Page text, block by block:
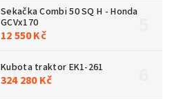
Sekačka Combi 50 SQ H - Honda
GCVx170
12 550 Kč
Kubota traktor EK1-261
324 280 Kč